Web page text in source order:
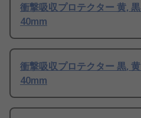
衝撃吸収プロテクター 黄,
40mm
衝撃吸収プロテクター 黒,
40mm